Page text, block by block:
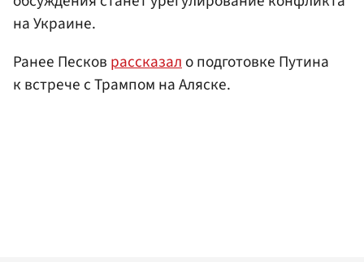
на Украине.
Ранее Песков рассказало подготовке Путина
к встрече с Трампом на Аляске.